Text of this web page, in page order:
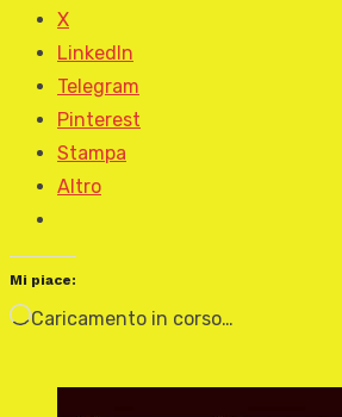
X
LinkedIn
Telegram
Pinterest
Stampa
Altro
Mi piace:
Caricamento in corso…